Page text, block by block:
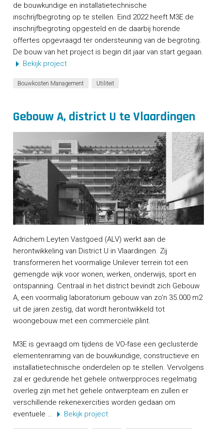
de bouwkundige en installatietechnische
inschrijfbegroting op te stellen. Eind 2022 heeft M3E de
inschrijfbegroting opgesteld en de daarbij horende
offertes opgevraagd ter ondersteuning van de begroting.
De bouw van het project is begin dit jaar van start gegaan.
Bekijk project
Bouwkosten Management Utiliteit
Gebouw A, district U te Vlaardingen
Adrichem Leyten Vastgoed (ALV) werkt aan de
herontwikkeling van District U in Vlaardingen. Zij
transformeren het voormalige Unilever terrein tot een
gemengde wijk voor wonen, werken, onderwijs, sport en
ontspanning. Centraal in het district bevindt zich Gebouw
A, een voormalig laboratorium gebouw van zo’n 35.000 m2
uit de jaren zestig, dat wordt herontwikkeld tot
woongebouw met een commerciële plint.
M3E is gevraagd om tijdens de VO-fase een geclusterde
elementenraming van de bouwkundige, constructieve en
installatietechnische onderdelen op te stellen. Vervolgens
zal er gedurende het gehele ontwerpproces regelmatig
overleg zijn met het gehele ontwerpteam en zullen er
verschillende rekenexercities worden gedaan om
eventuele …
Bekijk project